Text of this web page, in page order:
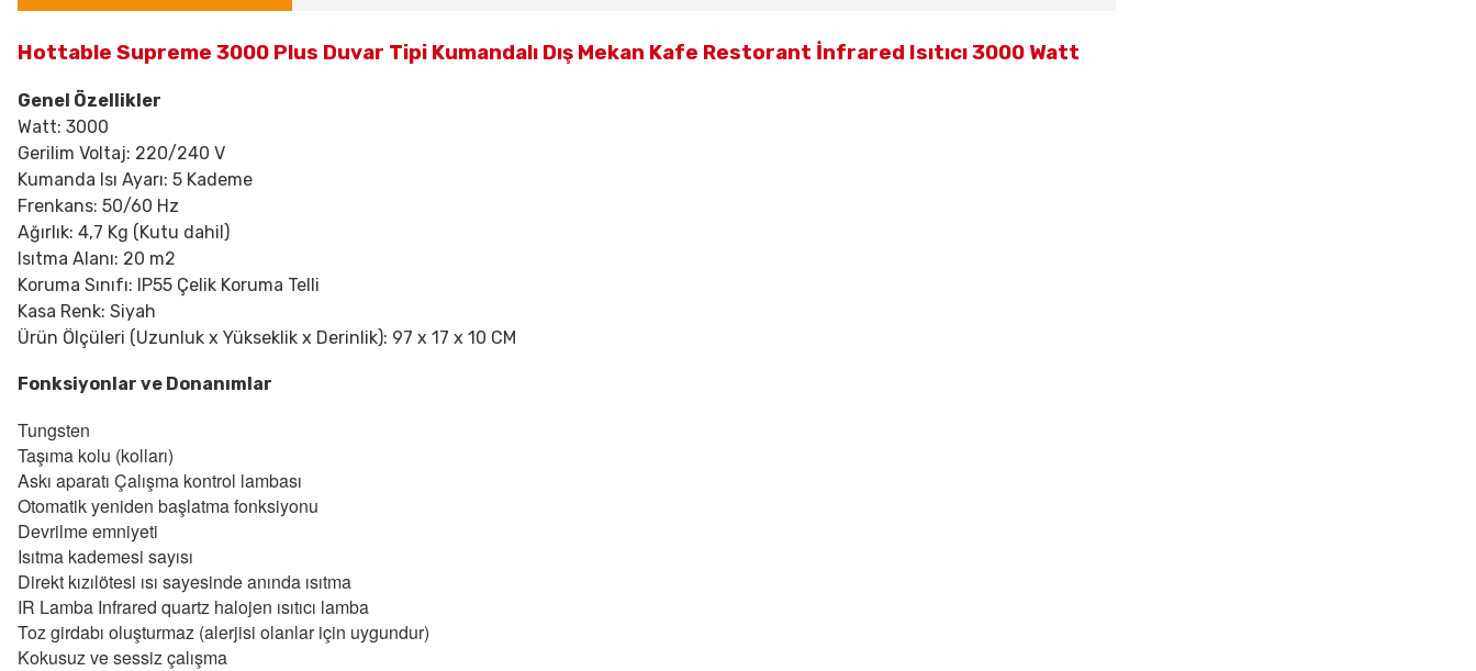
Hottable Supreme 3000 Plus Duvar Tipi Kumandalı Dış Mekan Kafe Restorant İnfrared Isıtıcı 3000 Watt
Genel Özellikler
Watt: 3000
Gerilim Voltaj: 220/240 V
Kumanda Isı Ayarı: 5 Kademe
Frenkans: 50/60 Hz
Ağırlık: 4,7 Kg (Kutu dahil)
Isıtma Alanı: 20 m2
Koruma Sınıfı: IP55 Çelik Koruma Telli
Kasa Renk: Siyah
Ürün Ölçüleri (Uzunluk x Yükseklik x Derinlik): 97 x 17 x 10 CM
Fonksiyonlar ve Donanımlar
Tungsten
Taşıma kolu (kolları)
Askı aparatı Çalışma kontrol lambası
Otomatik yeniden başlatma fonksiyonu
Devrilme emniyeti
Isıtma kademesi sayısı
Direkt kızılötesi ısı sayesinde anında ısıtma
IR Lamba Infrared quartz halojen ısıtıcı lamba
Toz girdabı oluşturmaz (alerjisi olanlar için uygundur)
Kokusuz ve sessiz çalışma